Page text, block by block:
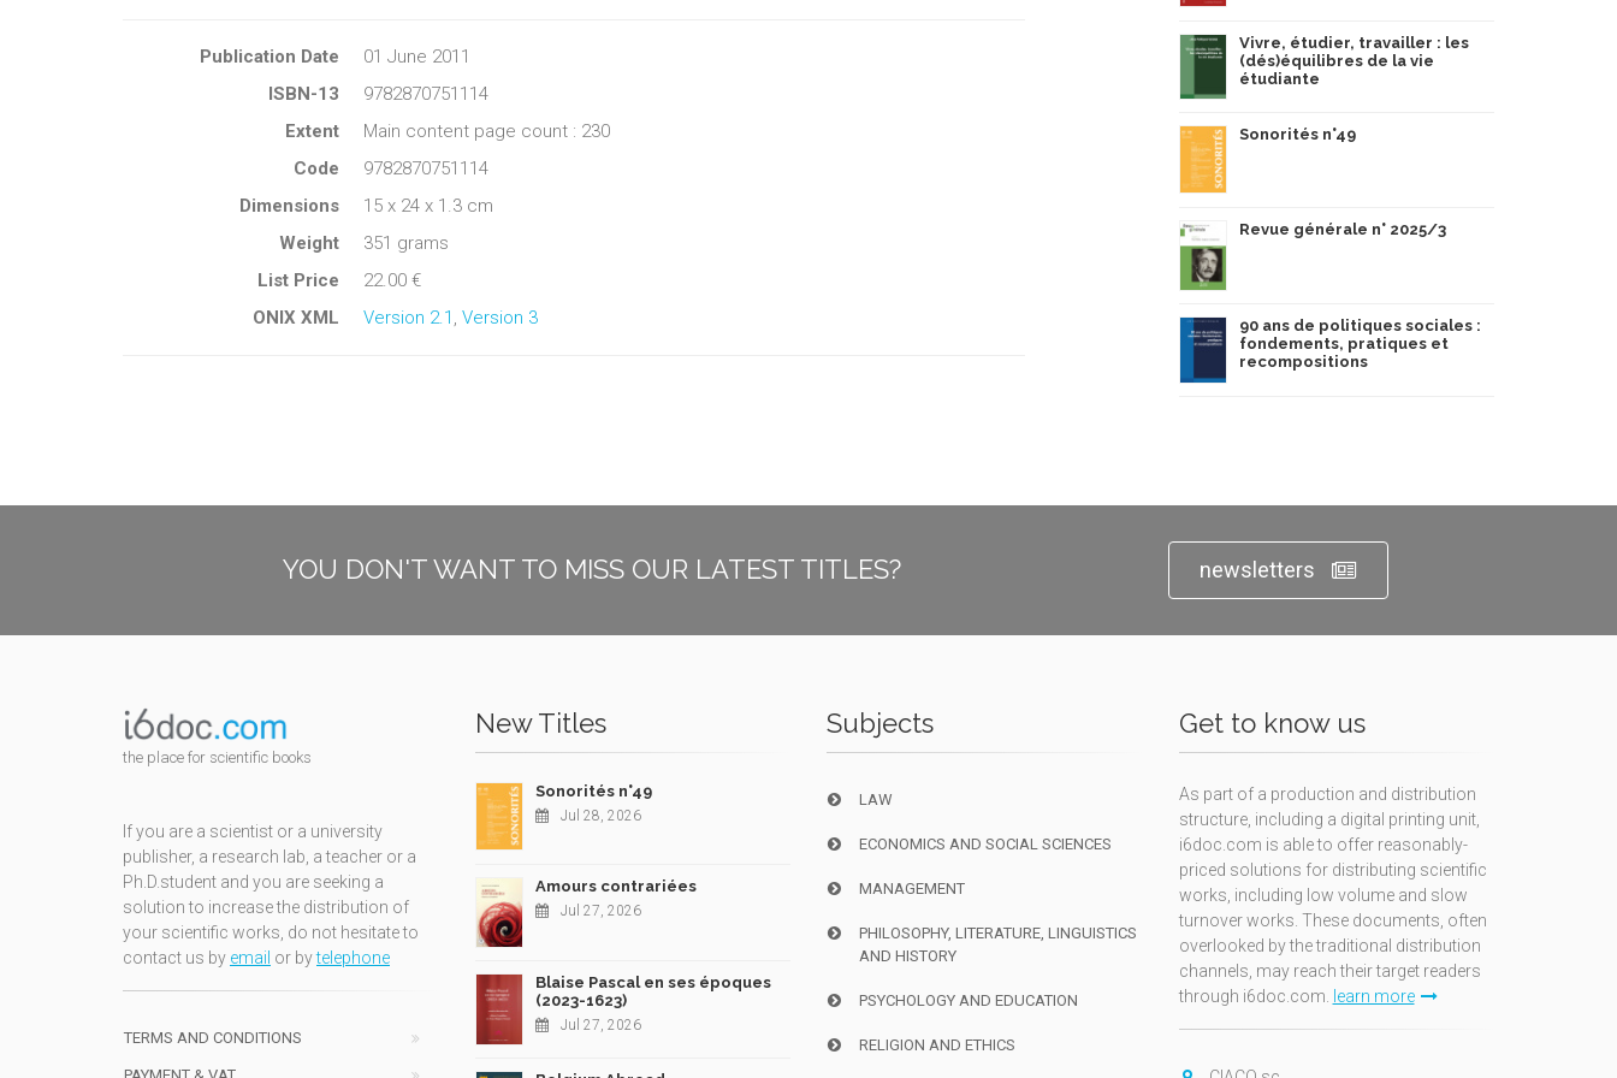
Publication Date
01 June 2011
ISBN-13
9782870751114
Extent
Main content page count : 230
Code
9782870751114
Dimensions
15 x 24 x 1.3 cm
Weight
351 grams
List Price
22.00 €
ONIX XML
Version 2.1 Version 3
Vivre, étudier, travailler : les
(dés)équilibres de la vie
étudiante
Sonorités n°49
Revue générale n° 2025/3
90 ans de politiques sociales :
fondements, pratiques et
recompositions
YOU DON'T WANT TO MISS OUR LATEST TITLES? newsletters
the place for scientific books
If you are a scientist or a university
publisher, a research lab, a teacher or a
Ph.D.student and you are seeking a
solution to increase the distribution of
your scientific works, do not hesitate to
contact us by email or bytelephone
TERMS AND CONDITIONS
New Titles
Sonorités n°49
Jul 28, 2026
Amours contrariées
Jul 27, 2026
Blaise Pascal en ses époques
(2023-1623)
Jul 27, 2026
Subjects
LAW
ECONOMICS AND SOCIAL SCIENCES
MANAGEMENT
PHILOSOPHY, LITERATURE, LINGUISTICS
AND HISTORY
PSYCHOLOGY AND EDUCATION
RELIGION AND ETHICS
Get to know us
As part of a production and distribution
structure, including a digital printing unit,
i6doc.com is able to offer reasonably-
priced solutions for distributing scientific
works, including low volume and slow
turnover works. These documents, often
overlooked by the traditional distribution
channels, may reach their target readers
through i6doc.com. learn more